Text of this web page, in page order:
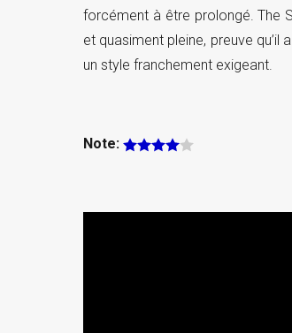
forcément à être prolongé. The
et quasiment pleine, preuve
un style franchement exigeant.
Note: